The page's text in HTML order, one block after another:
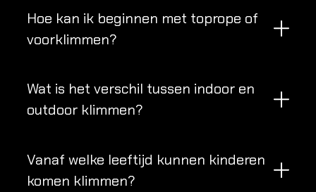
Hoe kan ik beginnen met toprope of
voorklimmen?
Wat is het verschil tussen indoor en
outdoor klimmen?
Vanaf welke leeftijd kunnen kinderen
komen klimmen?